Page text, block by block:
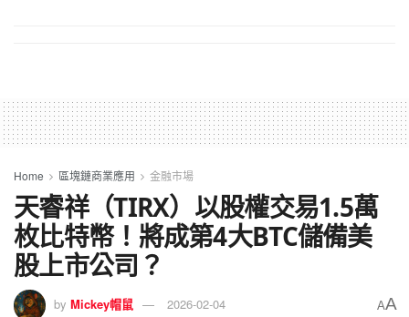
Home 區塊鏈商業應用 金融市場
天睿祥（TIRX）以股權交易1.5萬
枚比特幣！將成第4大BTC儲備美
股上市公司？
by Mickey帽鼠 2026-02-04 AA